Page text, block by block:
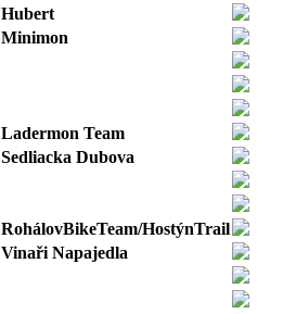
Hubert
Minimon
Ladermon Team
Sedliacka Dubova
RohálovBikeTeam/HostýnTrail
Vinaři Napajedla